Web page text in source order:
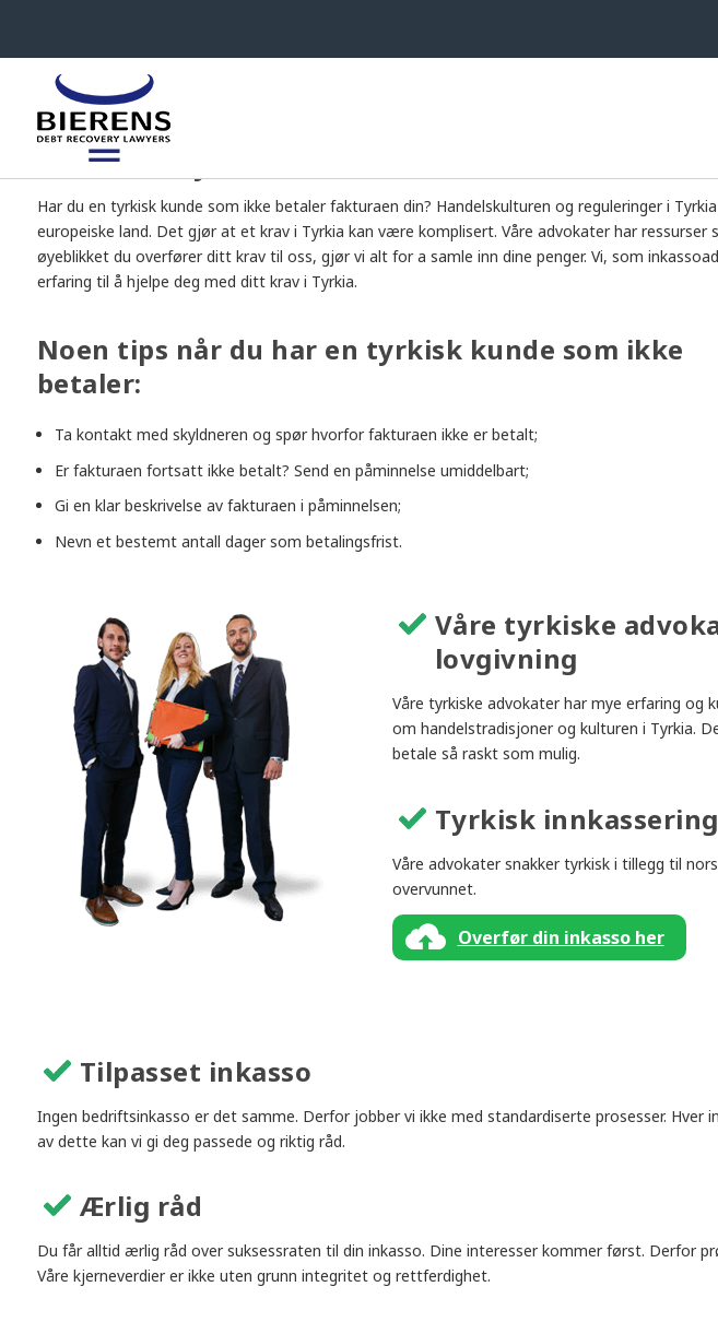
Inkasso i Tyrkia
Har du en tyrkisk kunde som ikke betaler fakturaen din? Handelskulturen og reguleringer i
europeiske land. Det gjør at et krav i Tyrkia kan være komplisert. Våre advokater har
øyeblikket du overfører ditt krav til oss, gjør vi alt for a samle inn dine penger. Vi, som
erfaring til å hjelpe deg med ditt krav i Tyrkia.
Noen tips når du har en tyrkisk kunde som ikke
betaler:
Ta kontakt med skyldneren og spør hvorfor fakturaen ikke er betalt;
Er fakturaen fortsatt ikke betalt? Send en påminnelse umiddelbart;
Gi en klar beskrivelse av fakturaen i påminnelsen;
Nevn et bestemt antall dager som betalingsfrist.
Våre tyrkiske
lovgivning
Våre tyrkiske advokater har mye erfaring og
om handelstradisjoner og kulturen i Tyrkia.
betale så raskt som mulig.
Tyrkisk innkassering
Våre advokater snakker tyrkisk i tillegg til
overvunnet.
Overfør din inkasso her
Tilpasset inkasso
Ingen bedriftsinkasso er det samme. Derfor jobber vi ikke med standardiserte prosesser. Hver
av dette kan vi gi deg passede og riktig råd.
Ærlig råd
Du får alltid ærlig råd over suksessraten til din inkasso. Dine interesser kommer først. Derfor
Våre kjerneverdier er ikke uten grunn integritet og rettferdighet.